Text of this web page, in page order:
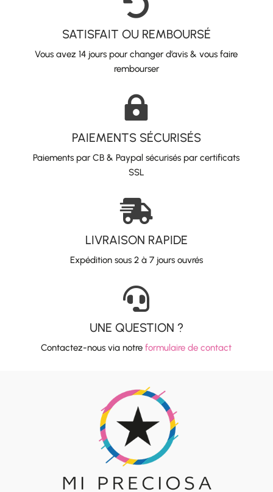
SATISFAIT OU REMBOURSÉ
Vous avez 14 jours pour changer d’avis & vous faire
rembourser

PAIEMENTS SÉCURISÉS
Paiements par CB & Paypal sécurisés par certificats
SSL

LIVRAISON RAPIDE
Expédition sous 2 à 7 jours ouvrés

UNE QUESTION ?
Contactez-nous via notreformulaire de contact